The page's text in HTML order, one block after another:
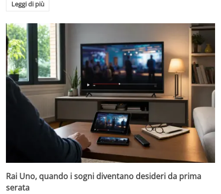
Leggi di più
Rai Uno, quando i sogni diventano desideri da prima
serata